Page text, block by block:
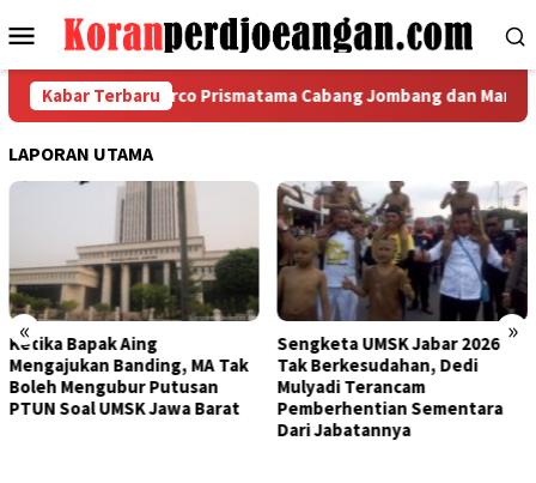
ke
Menu
Mobile
Kabar Terbaru
PT Indomarco Prismatama Cabang Jombang dan
LAPORAN UTAMA
« »
Sengketa UMSK Jabar 2026
Tak Berkesudahan, Dedi
Mulyadi Terancam
Pemberhentian Sementara
Banding Putusan PTUN
UMSK Jabar Tuai Sorotan
KSPI: Yang Bayar UMSK
Pengusaha, Tapi
Gubernur Ngotot